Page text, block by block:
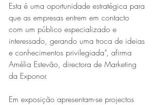
Esta é uma oportunidade estratégica para
que as empresas entrem em contacto
com um público especializado e
interessado, gerando uma troca de ideias
e conhecimentos privilegiada”, afirma
Amélia Estevão, directora de Marketing
da Exponor.
Em exposição apresentam-se projectos